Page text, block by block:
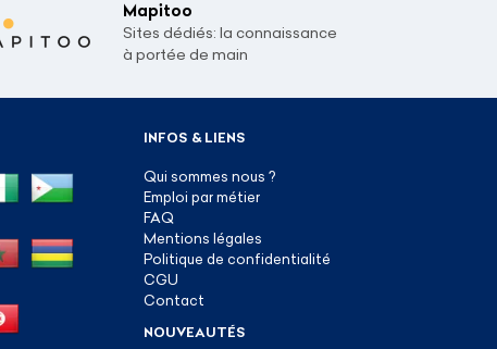
Mapitoo
Sites dédiés: la connaissance
à portée de main
INFOS & LIENS
Qui sommes nous ?
Emploi par métier
FAQ
Mentions légales
Politique de confidentialité
CGU
Contact
NOUVEAUTÉS